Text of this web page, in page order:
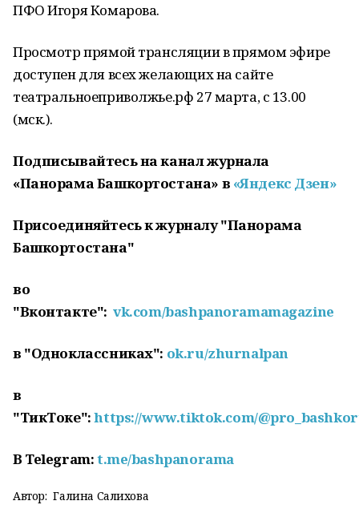
ПФО Игоря Комарова.
Просмотр прямой трансляции в прямом эфире
доступен для всех желающих на сайте
театральноеприволжье.рф 27 марта, с 13.00
(мск.).
Подписывайтесь на канал журнала
«Панорама Башкортостана» в «Яндекс Дзен»
Присоединяйтесь к журналу "Панорама
Башкортостана"
во
"Вконтакте":vk.com/bashpanoramamagazine
в "Одноклассниках": ok.ru/zhurnalpan
в
"ТикТоке":https://www.tiktok.com/
В Telegram:t.me/bashpanorama
Автор: Галина Салихова